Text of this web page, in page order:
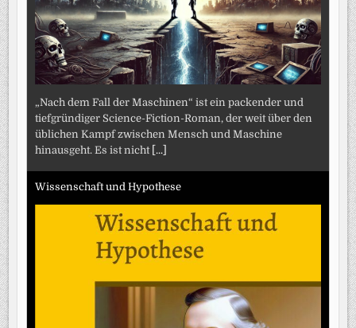
„Nach dem Fall der Maschinen“ ist ein packender und
tiefgründiger Science-Fiction-Roman, der weit über den
üblichen Kampf zwischen Mensch und Maschine
hinausgeht. Es ist nicht [...]
Wissenschaft und Hypothese